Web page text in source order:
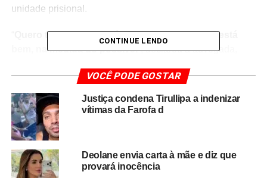
unidade prisional.
Quero tranquilizar vocês: apesar de tudo, ela está
bem, na medida do possível“, declarou a advogada,
impostos pela rotina no sistema prisional.
Além de atualizar os seguidores sobre as condições de
Deolane, Daniele também relembrou a trajetória
profissional da influenciadora antes da fama nacional. Ela
trabalho, conciliando a carreira na advocacia com
diversos compromissos, característica que, segundo ela,
CONTINUE LENDO
VOCÊ PODE GOSTAR
Justiça condena Tirullipa a indenizar
vítimas da Farofa d
Deolane envia carta à mãe e diz que
provará inocência